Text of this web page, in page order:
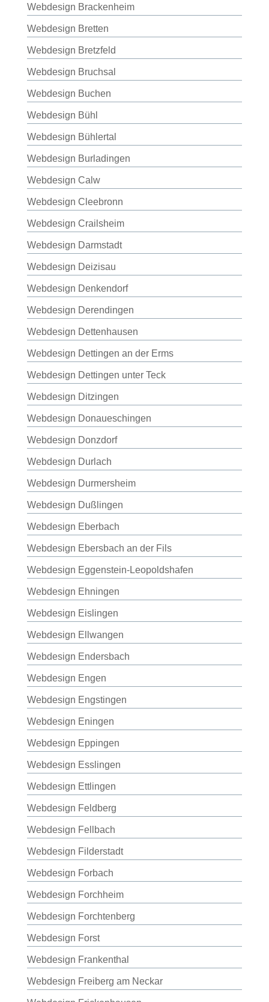
Webdesign Brackenheim
Webdesign Bretten
Webdesign Bretzfeld
Webdesign Bruchsal
Webdesign Buchen
Webdesign Bühl
Webdesign Bühlertal
Webdesign Burladingen
Webdesign Calw
Webdesign Cleebronn
Webdesign Crailsheim
Webdesign Darmstadt
Webdesign Deizisau
Webdesign Denkendorf
Webdesign Derendingen
Webdesign Dettenhausen
Webdesign Dettingen an der Erms
Webdesign Dettingen unter Teck
Webdesign Ditzingen
Webdesign Donaueschingen
Webdesign Donzdorf
Webdesign Durlach
Webdesign Durmersheim
Webdesign Dußlingen
Webdesign Eberbach
Webdesign Ebersbach an der Fils
Webdesign Eggenstein-Leopoldshafen
Webdesign Ehningen
Webdesign Eislingen
Webdesign Ellwangen
Webdesign Endersbach
Webdesign Engen
Webdesign Engstingen
Webdesign Eningen
Webdesign Eppingen
Webdesign Esslingen
Webdesign Ettlingen
Webdesign Feldberg
Webdesign Fellbach
Webdesign Filderstadt
Webdesign Forbach
Webdesign Forchheim
Webdesign Forchtenberg
Webdesign Forst
Webdesign Frankenthal
Webdesign Freiberg am Neckar